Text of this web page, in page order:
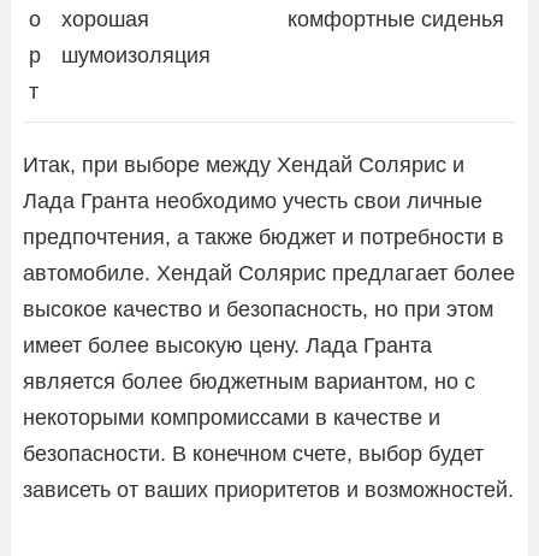
о
р
т
хорошая
шумоизоляция
комфортные сиденья
Итак, при выборе между Хендай Солярис и
Лада Гранта необходимо учесть свои личные
предпочтения, а также бюджет и потребности в
автомобиле. Хендай Солярис предлагает более
высокое качество и безопасность, но при этом
имеет более высокую цену. Лада Гранта
является более бюджетным вариантом, но с
некоторыми компромиссами в качестве и
безопасности. В конечном счете, выбор будет
зависеть от ваших приоритетов и возможностей.